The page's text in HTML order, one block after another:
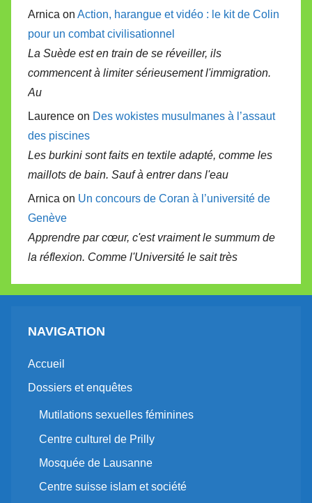
Arnica on Action, harangue et vidéo : le kit de Colin
pour un combat civilisationnel
La Suède est en train de se réveiller, ils
commencent à limiter sérieusement l'immigration.
Au
Laurence on Des wokistes musulmanes à l’assaut
des piscines
Les burkini sont faits en textile adapté, comme les
maillots de bain. Sauf à entrer dans l'eau
Arnica on Un concours de Coran à l’université de
Genève
Apprendre par cœur, c'est vraiment le summum de
la réflexion. Comme l'Université le sait très
NAVIGATION
Accueil
Dossiers et enquêtes
Mutilations sexuelles féminines
Centre culturel de Prilly
Mosquée de Lausanne
Centre suisse islam et société